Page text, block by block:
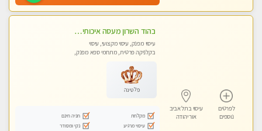
לפרטים
נוספים
עיסוי בתל אביב
אור יהודה
בהוד השרון מעסה איכותית מקצועית ומפנקת חדשה מעסה צעירה ואלופה לעיסוי מפנק מומלץ מאוד ....פרטי!!
עיסוי מפנק, עיסוי מקצועי, עיסוי
בקלניקה פרטית, מתחמי ספא מפנק,
פלטינה
מקלחת
חניה חינם
עיסוי מרגיע
נקי ומסודר